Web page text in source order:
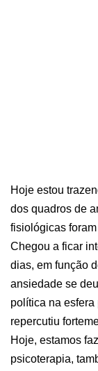
Hoje estou
dos quadros de
fisiológicas
Chegou a ficar
dias, em função
ansiedade se
política na
repercutiu
Hoje, estamos
psicoterapia,